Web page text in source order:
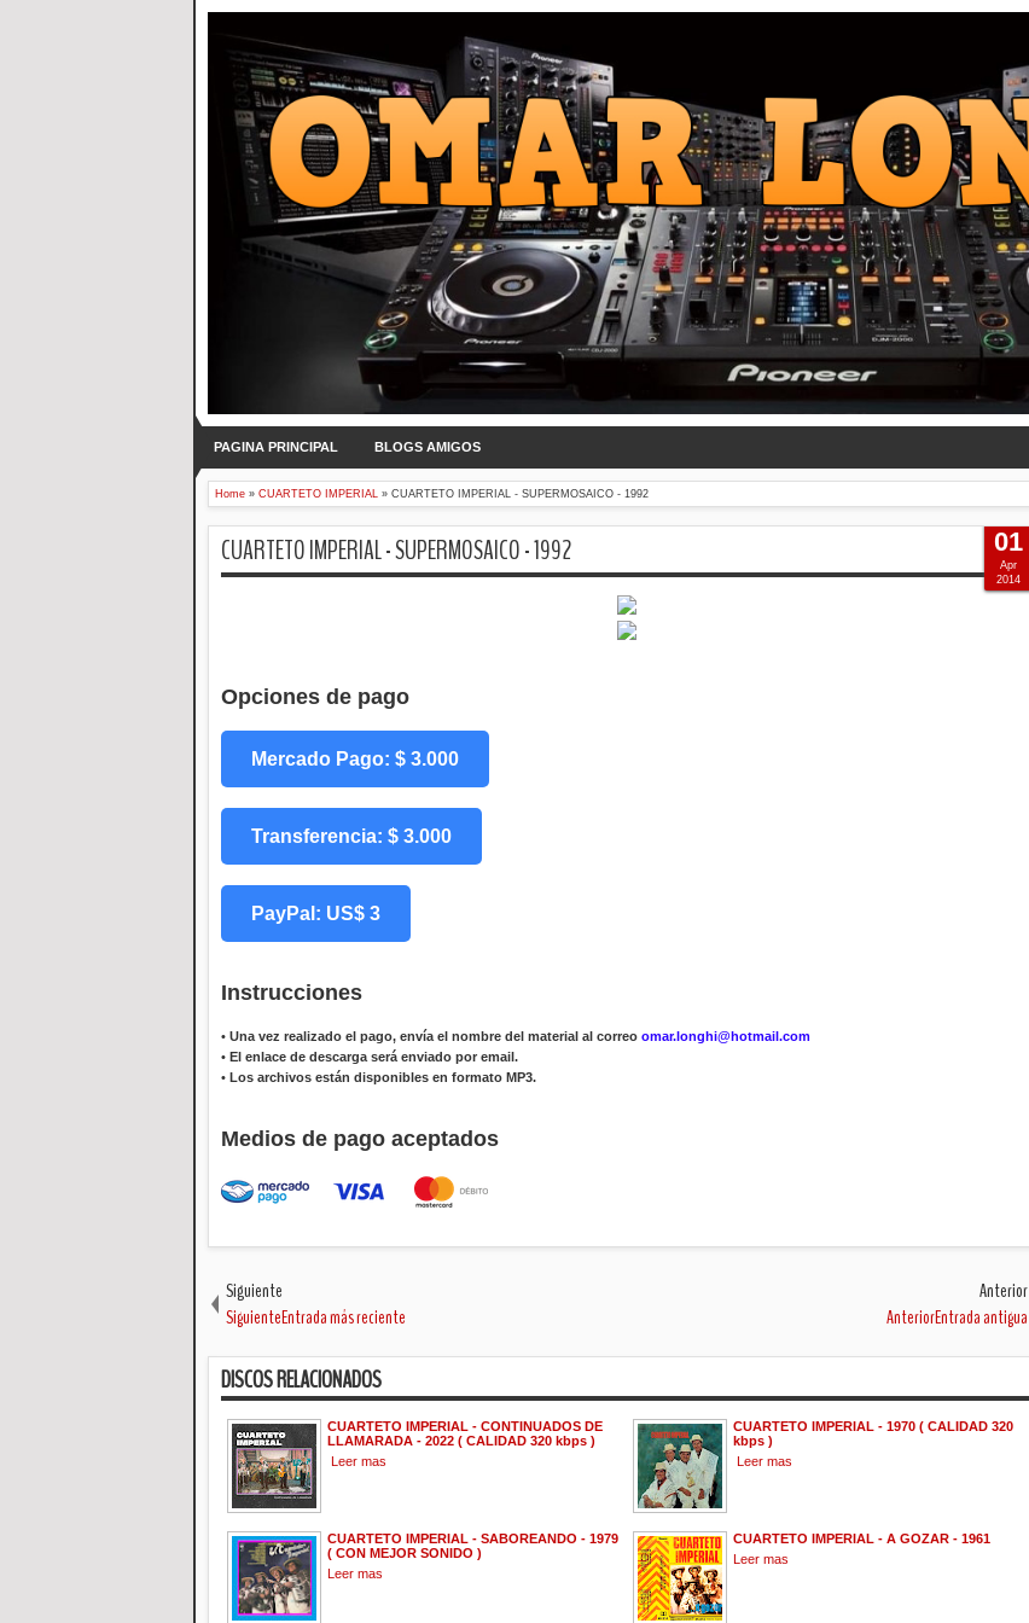
PAGINA PRINCIPAL BLOGS AMIGOS
Home » CUARTETO IMPERIAL » CUARTETO IMPERIAL - SUPERMOSAICO - 1992
CUARTETO IMPERIAL - SUPERMOSAICO - 1992
Opciones de pago
Mercado Pago: $ 3.000
Transferencia: $ 3.000
PayPal: US$ 3
Instrucciones
• Una vez realizado el pago, envía el nombre del material al correo omar.longhi@hotmail.com
• El enlace de descarga será enviado por email.
• Los archivos están disponibles en formato MP3.
Medios de pago aceptados
01
Apr
2014
Siguiente
SiguienteEntrada más reciente
Anterior
AnteriorEntrada antigua
DISCOS RELACIONADOS
CUARTETO IMPERIAL - CONTINUADOS DE
LLAMARADA - 2022 ( CALIDAD 320 kbps )
Leer mas
CUARTETO IMPERIAL - 1970 ( CALIDAD 320
kbps )
Leer mas
CUARTETO IMPERIAL - SABOREANDO - 1979
( CON MEJOR SONIDO )
Leer mas
CUARTETO IMPERIAL - A GOZAR - 1961
Leer mas